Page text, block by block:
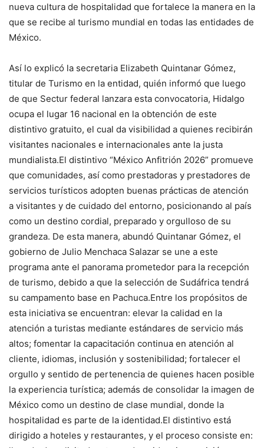
nueva cultura de hospitalidad que fortalece la manera en la
que se recibe al turismo mundial en todas las entidades de
México.
Así lo explicó la secretaria Elizabeth Quintanar Gómez,
titular de Turismo en la entidad, quién informó que luego
de que Sectur federal lanzara esta convocatoria, Hidalgo
ocupa el lugar 16 nacional en la obtención de este
distintivo gratuito, el cual da visibilidad a quienes recibirán
visitantes nacionales e internacionales ante la justa
mundialista.El distintivo “México Anfitrión 2026” promueve
que comunidades, así como prestadoras y prestadores de
servicios turísticos adopten buenas prácticas de atención
a visitantes y de cuidado del entorno, posicionando al país
como un destino cordial, preparado y orgulloso de su
grandeza. De esta manera, abundó Quintanar Gómez, el
gobierno de Julio Menchaca Salazar se une a este
programa ante el panorama prometedor para la recepción
de turismo, debido a que la selección de Sudáfrica tendrá
su campamento base en Pachuca.Entre los propósitos de
esta iniciativa se encuentran: elevar la calidad en la
atención a turistas mediante estándares de servicio más
altos; fomentar la capacitación continua en atención al
cliente, idiomas, inclusión y sostenibilidad; fortalecer el
orgullo y sentido de pertenencia de quienes hacen posible
la experiencia turística; además de consolidar la imagen de
México como un destino de clase mundial, donde la
hospitalidad es parte de la identidad.El distintivo está
dirigido a hoteles y restaurantes, y el proceso consiste en: